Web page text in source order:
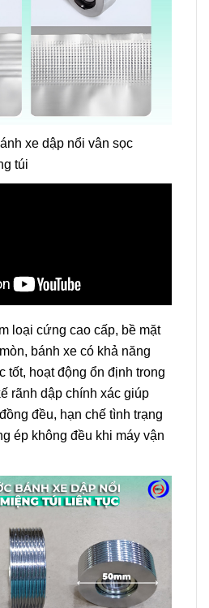
xe dập nổi vân sọc
túi
loại cứng cao cấp, bề mặt
bánh xe có khả năng
tốt, hoạt động ổn định trong
rãnh dập chính xác giúp
đều, hạn chế tình trạng
ép không đều khi máy vận